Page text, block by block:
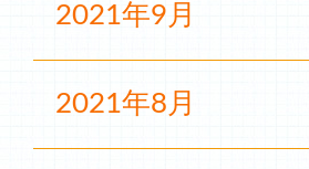
2021年9月
2021年8月